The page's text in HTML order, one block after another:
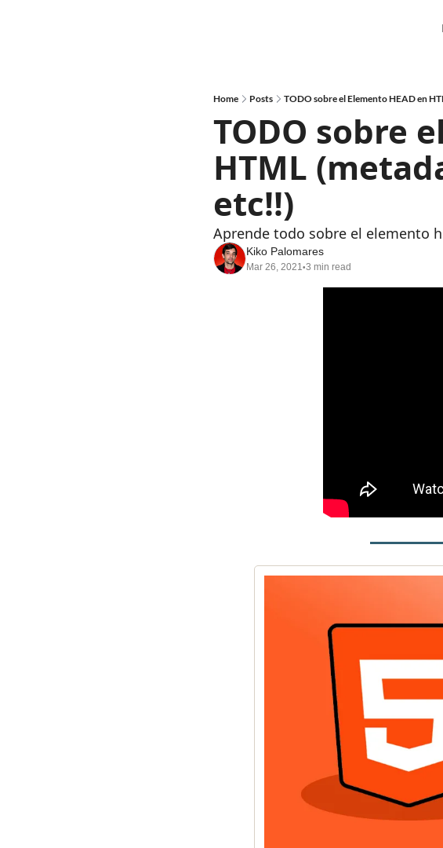
Home Posts TODO sobre el Elemento HEAD en
TODO sobre
HTML
etc!!)
Aprende todo sobre el elemento
Kiko Palomares
Mar 26, 2021•3 min read